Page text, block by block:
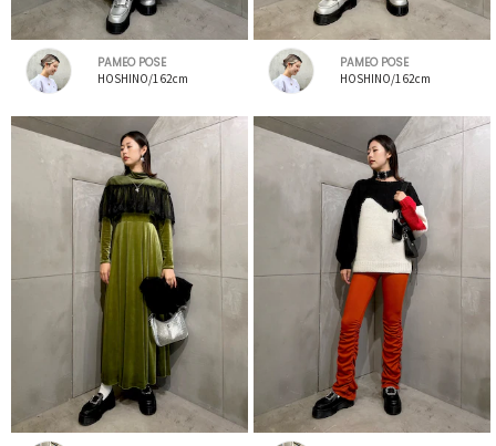
PAMEO POSE
HOSHINO/162cm
PAMEO POSE
HOSHINO/162cm